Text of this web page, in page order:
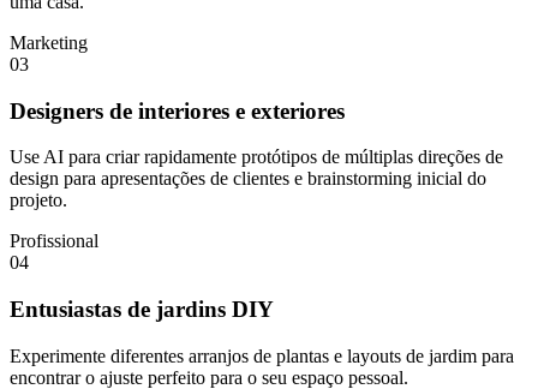
Marketing
03
Designers de interiores e exteriores
Use AI para criar rapidamente protótipos de múltiplas direções de
design para apresentações de clientes e brainstorming inicial do
projeto.
Profissional
04
Entusiastas de jardins DIY
Experimente diferentes arranjos de plantas e layouts de jardim para
encontrar o ajuste perfeito para o seu espaço pessoal.